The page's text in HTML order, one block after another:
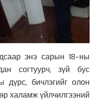
энэ сарын 18-ны
согтуурч, зүй бус
дүрс, бичлэгийг олон
халамж үйлчилгээний